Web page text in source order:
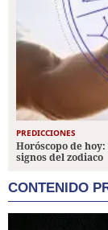
PREDICCIONES
Horóscopo de
signos del zodiaco
CONTENIDO